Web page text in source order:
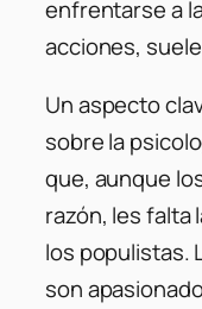
enfrentarse a
acciones,
Un aspecto
sobre la
que, aunque
razón, les falta
los populistas.
son